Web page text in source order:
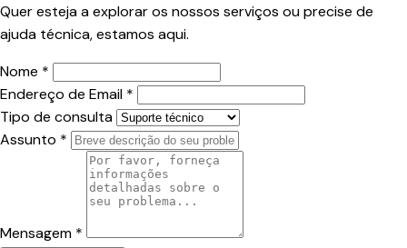
Quer esteja a explorar os nossos serviços ou precise de
ajuda técnica, estamos aqui.
Nome *
Endereço de Email *
Tipo de consulta
Assunto *
Mensagem *